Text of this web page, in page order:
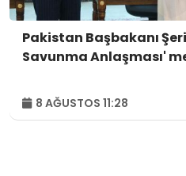
Pakistan Başbakanı
Savunma Anlaşması'
8 AĞUSTOS 11:28